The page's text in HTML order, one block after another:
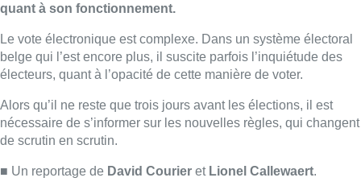
quant à son fonctionnement.
Le vote électronique est complexe. Dans un système électoral
belge qui l’est encore plus, il suscite parfois l’inquiétude des
électeurs, quant à l’opacité de cette manière de voter.
Alors qu’il ne reste que trois jours avant les élections, il est
nécessaire de s’informer sur les nouvelles règles, qui changent
de scrutin en scrutin.
■ Un reportage de David Courier et Lionel Callewaert.